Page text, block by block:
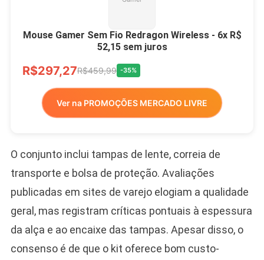
Mouse Gamer Sem Fio Redragon Wireless - 6x R$
52,15 sem juros
R$297,27R$459,99 -35%
Ver na PROMOÇÕES MERCADO LIVRE
O conjunto inclui tampas de lente, correia de
transporte e bolsa de proteção. Avaliações
publicadas em sites de varejo elogiam a qualidade
geral, mas registram críticas pontuais à espessura
da alça e ao encaixe das tampas. Apesar disso, o
consenso é de que o kit oferece bom custo-